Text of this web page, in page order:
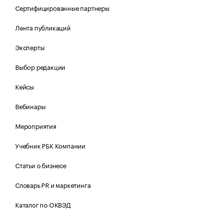
Сертифицированные партнеры
Лента публикаций
Эксперты
Выбор редакции
Кейсы
Вебинары
Мероприятия
Учебник РБК Компании
Статьи о бизнесе
Словарь PR и маркетинга
Каталог по ОКВЭД